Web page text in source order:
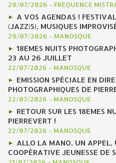
29/07/2026 - FRÉQUENCE
A VOS AGENDAS !
(JAZZ(S), MUSIQUES
29/07/2026 - MANOSQUE
18EMES NUITS
23 AU 26 JUILLET
22/07/2026 - MANOSQUE
EMISSION SPÉCIALE EN
PHOTOGRAPHIQUES DE
22/07/2026 - MANOSQUE
RETOUR SUR LES 18EMES
PIERREVERT !
22/07/2026 - MANOSQUE
ALLO LA MANO, UN
COOPÉRATIVE JEUNESSE DE